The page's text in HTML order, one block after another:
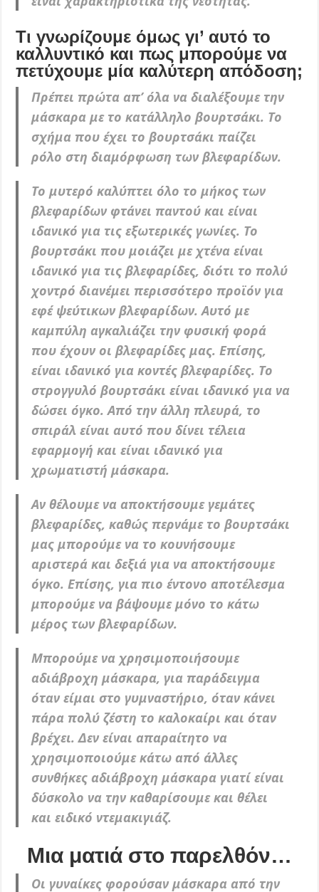
Τι γνωρίζουμε όμως γι’ αυτό το
καλλυντικό και πως μπορούμε να
πετύχουμε μία καλύτερη απόδοση;
Πρέπει πρώτα απ’ όλα να διαλέξουμε την
μάσκαρα με το κατάλληλο βουρτσάκι. Το
σχήμα που έχει το βουρτσάκι παίζει
ρόλο στη διαμόρφωση των βλεφαρίδων.
Το μυτερό καλύπτει όλο το μήκος των
βλεφαρίδων φτάνει παντού και είναι
ιδανικό για τις εξωτερικές γωνίες. Το
βουρτσάκι που μοιάζει με χτένα είναι
ιδανικό για τις βλεφαρίδες, διότι το πολύ
χοντρό διανέμει περισσότερο προϊόν για
εφέ ψεύτικων βλεφαρίδων. Αυτό με
καμπύλη αγκαλιάζει την φυσική φορά
που έχουν οι βλεφαρίδες μας. Επίσης,
είναι ιδανικό για κοντές βλεφαρίδες. Το
στρογγυλό βουρτσάκι είναι ιδανικό για να
δώσει όγκο. Από την άλλη πλευρά, το
σπιράλ είναι αυτό που δίνει τέλεια
εφαρμογή και είναι ιδανικό για
χρωματιστή μάσκαρα.
Αν θέλουμε να αποκτήσουμε γεμάτες
βλεφαρίδες, καθώς περνάμε το βουρτσάκι
μας μπορούμε να το κουνήσουμε
αριστερά και δεξιά για να αποκτήσουμε
όγκο. Επίσης, για πιο έντονο αποτέλεσμα
μπορούμε να βάψουμε μόνο το κάτω
μέρος των βλεφαρίδων.
Μπορούμε να χρησιμοποιήσουμε
αδιάβροχη μάσκαρα, για παράδειγμα
όταν είμαι στο γυμναστήριο, όταν κάνει
πάρα πολύ ζέστη το καλοκαίρι και όταν
βρέχει. Δεν είναι απαραίτητο να
χρησιμοποιούμε κάτω από άλλες
συνθήκες αδιάβροχη μάσκαρα γιατί είναι
δύσκολο να την καθαρίσουμε και θέλει
και ειδικό ντεμακιγιάζ.
Μια ματιά στο παρελθόν…
Οι γυναίκες φορούσαν μάσκαρα από την